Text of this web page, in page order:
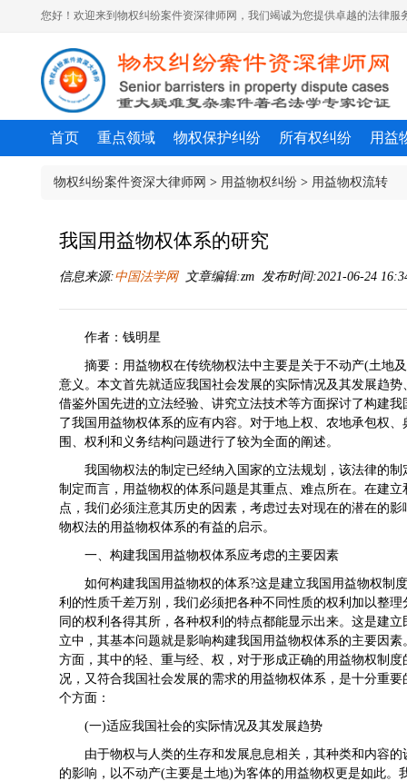
您好！欢迎来到物权纠纷案件资深律师网，我们竭诚为您提供卓越的法律服
首页 重点领域 物权保护纠纷 所有权纠纷 用益
物权纠纷案件资深大律师网 > 用益物权纠纷 > 用益物权流转
我国用益物权体系的研究
信息来源:中国法学网文章编辑:zm 发布时间:2021-06-24
作者：钱明星
摘要：用益物权在传统物权法中主要是关于不动产(土地
意义。本文首先就适应我国社会发展的实际情况及其发展趋
借鉴外国先进的立法经验、讲究立法技术等方面探讨了构建
了我国用益物权体系的应有内容。对于地上权、农地承包权
围、权利和义务结构问题进行了较为全面的阐述。
我国物权法的制定已经纳入国家的立法规划，该法律的
制定而言，用益物权的体系问题是其重点、难点所在。在建
点，我们必须注意其历史的因素，考虑过去对现在的潜在的
物权法的用益物权体系的有益的启示。
一、构建我国用益物权体系应考虑的主要因素
如何构建我国用益物权的体系?这是建立我国用益物权制
利的性质千差万别，我们必须把各种不同性质的权利加以整
同的权利各得其所，各种权利的特点都能显示出来。这是建
立中，其基本问题就是影响构建我国用益物权体系的主要因
方面，其中的轻、重与经、权，对于形成正确的用益物权制
况，又符合我国社会发展的需求的用益物权体系，是十分重
个方面：
(一)适应我国社会的实际情况及其发展趋势
由于物权与人类的生存和发展息息相关，其种类和内容
的影响，以不动产(主要是土地)为客体的用益物权更是如此